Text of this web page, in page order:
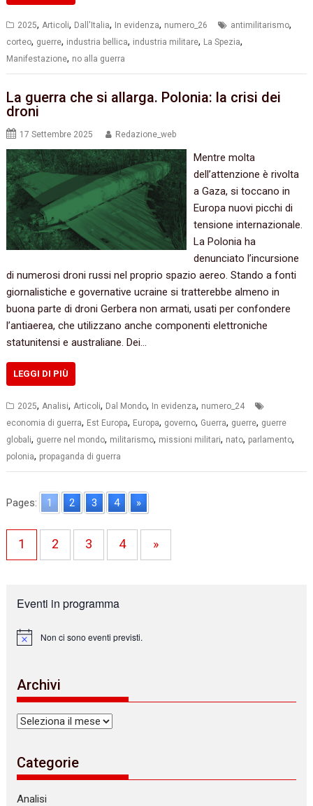
2025,Articoli, Dall'Italia, In evidenza, numero_26 antimilitarismo,
corteo, guerre, industria bellica, industria militare, La Spezia,
Manifestazione, no alla guerra
La guerra che si allarga. Polonia: la crisi dei
droni
17 Settembre 2025 Redazione_web
Mentre molta
dell’attenzione è rivolta
a Gaza, si toccano in
Europa nuovi picchi di
tensione internazionale.
La Polonia ha
denunciato l’incursione
di numerosi droni russi nel proprio spazio aereo. Stando a fonti
giornalistiche e governative ucraine si tratterebbe almeno in
buona parte di droni Gerbera non armati, usati per confondere
l’antiaerea, che utilizzano anche componenti elettroniche
statunitensi e australiane. Dei…
LEGGI DI PIÙ
2025, Analisi, Articoli, Dal Mondo, In evidenza, numero_24
economia di guerra, Est Europa, Europa, governo, Guerra, guerre, guerre
globali, guerre nel mondo, militarismo, missioni militari, nato, parlamento,
polonia, propaganda di guerra
Pages: 1 2 3 4 »
1 2 3 4 »
Eventi in programma
N
c
e
Non ci sono eventi previsti.
Archivi
Archivi
Categorie
Analisi